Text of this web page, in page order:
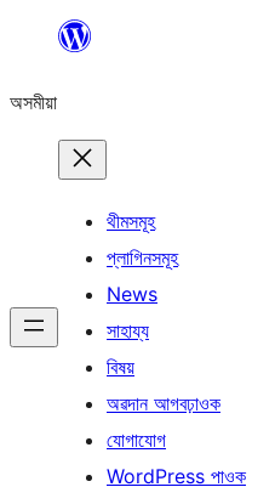
বিষয়বস্তুলৈ
অসমীয়া
থীমসমূহ
প্লাগিনসমূহ
News
সাহায্য
বিষয়
অৱদান আগবঢ়াওক
যোগাযোগ
WordPress পাওক